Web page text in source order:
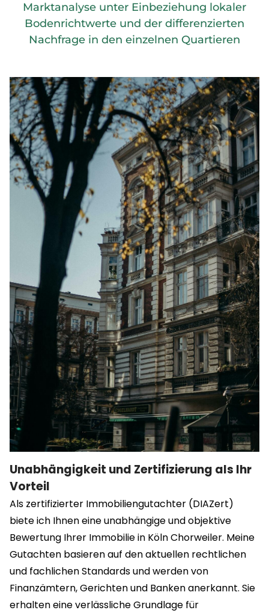
Marktanalyse unter Einbeziehung lokaler
Bodenrichtwerte und der differenzierten
Nachfrage in den einzelnen Quartieren
Unabhängigkeit und Zertifizierung als Ihr
Vorteil
Als zertifizierter Immobiliengutachter (DIAZert)
biete ich Ihnen eine unabhängige und objektive
Bewertung Ihrer Immobilie in Köln Chorweiler. Meine
Gutachten basieren auf den aktuellen rechtlichen
und fachlichen Standards und werden von
Finanzämtern, Gerichten und Banken anerkannt. Sie
erhalten eine verlässliche Grundlage für